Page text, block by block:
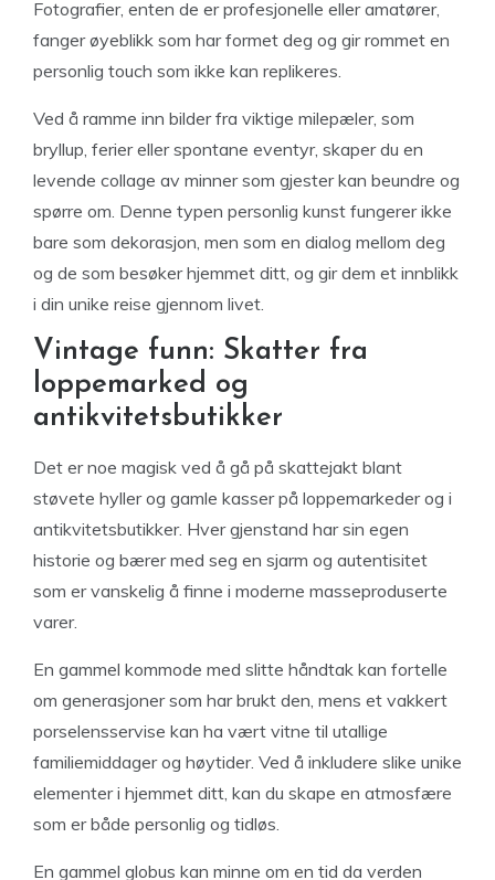
Fotografier, enten de er profesjonelle eller amatører,
fanger øyeblikk som har formet deg og gir rommet en
personlig touch som ikke kan replikeres.
Ved å ramme inn bilder fra viktige milepæler, som
bryllup, ferier eller spontane eventyr, skaper du en
levende collage av minner som gjester kan beundre og
spørre om. Denne typen personlig kunst fungerer ikke
bare som dekorasjon, men som en dialog mellom deg
og de som besøker hjemmet ditt, og gir dem et innblikk
i din unike reise gjennom livet.
Vintage funn: Skatter fra
loppemarked og
antikvitetsbutikker
Det er noe magisk ved å gå på skattejakt blant
støvete hyller og gamle kasser på loppemarkeder og i
antikvitetsbutikker. Hver gjenstand har sin egen
historie og bærer med seg en sjarm og autentisitet
som er vanskelig å finne i moderne masseproduserte
varer.
En gammel kommode med slitte håndtak kan fortelle
om generasjoner som har brukt den, mens et vakkert
porselensservise kan ha vært vitne til utallige
familiemiddager og høytider. Ved å inkludere slike unike
elementer i hjemmet ditt, kan du skape en atmosfære
som er både personlig og tidløs.
En gammel globus kan minne om en tid da verden